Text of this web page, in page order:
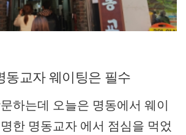
동교자 웨이팅은 필수
하는데 오늘은 명동에서 웨이
한 명동교자 에서 점심을 먹었